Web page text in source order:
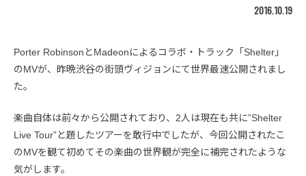
2016.10.19
Porter RobinsonとMadeonによるコラボ・トラック「Shelter」
のMVが、昨晩渋谷の街頭ヴィジョンにて世界最速公開されまし
た。
楽曲自体は前々から公開されており、2人は現在も共に”Shelter
Live Tour”と題したツアーを敢行中でしたが、今回公開されたこ
のMVを観て初めてその楽曲の世界観が完全に補完されたような
気がします。